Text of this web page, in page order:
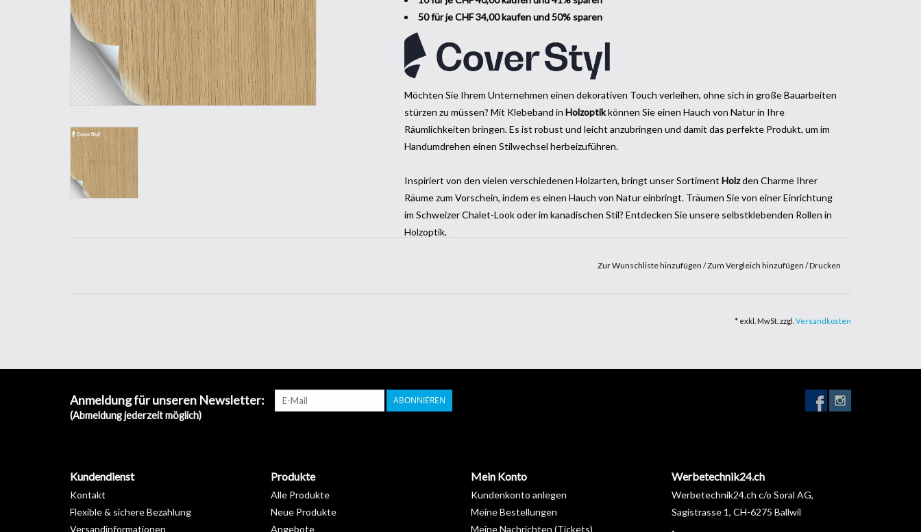
50 für je CHF 34,00 kaufen und 50% sparen
Möchten Sie Ihrem Unternehmen einen dekorativen Touch verleihen, ohne sich in große Bauarbeiten
stürzen zu müssen? Mit Klebeband in Holzoptikkönnen Sie einen Hauch von Natur in Ihre
Räumlichkeiten bringen. Es ist robust und leicht anzubringen und damit das perfekte Produkt, um im
Handumdrehen einen Stilwechsel herbeizuführen.
Inspiriert von den vielen verschiedenen Holzarten, bringt unser Sortiment Holzden Charme Ihrer
Räume zum Vorschein, indem es einen Hauch von Natur einbringt. Träumen Sie von einer Einrichtung
im Schweizer Chalet-Look oder im kanadischen Stil? Entdecken Sie unsere selbstklebenden Rollen in
Holzoptik.
Von +15°C bis +25°CZur Wunschliste hinzufügen /Zum Vergleich hinzufügen /Drucken
* exkl. MwSt. zzgl. Versandkosten
Anmeldung für unseren Newsletter:
(Abmeldung jederzeit möglich)
ABONNIEREN
Kundendienst
Kontakt
Flexible & sichere Bezahlung
Versandinformationen
Produkte
Alle Produkte
Neue Produkte
Angebote
Mein Konto
Kundenkonto anlegen
Meine Bestellungen
Meine Nachrichten (Tickets)
Werbetechnik24.ch
Werbetechnik24.ch c/o Soral AG,
Sagistrasse 1, CH-6275 Ballwil